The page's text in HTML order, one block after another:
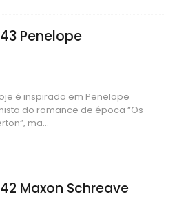
Penelope
é inspirado em Penelope
do romance de época “Os
ma...
Maxon Schreave